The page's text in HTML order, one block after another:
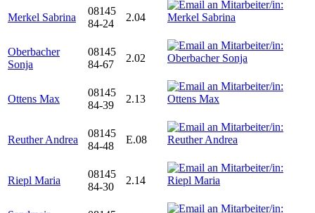
Merkel Sabrina
08145
84-24
2.04
Oberbacher
Sonja
08145
84-67
2.02
Ottens Max
08145
84-39
2.13
Reuther Andrea
08145
84-48
E.08
Riepl Maria
08145
84-30
2.14